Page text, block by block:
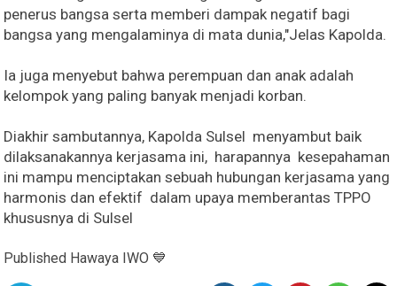
penerus bangsa serta memberi dampak negatif bagi
bangsa yang mengalaminya di mata dunia,"Jelas Kapolda.
Ia juga menyebut bahwa perempuan dan anak adalah
kelompok yang paling banyak menjadi korban.
Diakhir sambutannya, Kapolda Sulsel menyambut baik
dilaksanakannya kerjasama ini, harapannya kesepahaman
ini mampu menciptakan sebuah hubungan kerjasama yang
harmonis dan efektif dalam upaya memberantas TPPO
khususnya di Sulsel
Published Hawaya IWO 💙